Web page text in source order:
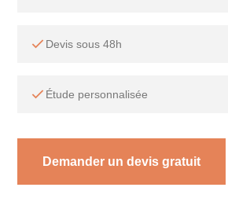
Devis sous 48h
Étude personnalisée
Demander un devis gratuit